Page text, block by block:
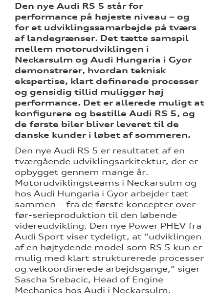
Den nye Audi RS 5 står for
performance på højeste niveau – og
for et udviklingssamarbejde på tværs
af landegrænser. Det tætte samspil
mellem motorudviklingen i
Neckarsulm og Audi Hungaria i Gyor
demonstrerer, hvordan teknisk
ekspertise, klart definerede processer
og gensidig tillid muliggør høj
performance. Det er allerede muligt at
konfigurere og bestille Audi RS 5, og
de første biler bliver leveret til de
danske kunder i løbet af sommeren.
Den nye Audi RS 5 er resultatet af en
tværgående udviklingsarkitektur, der er
opbygget gennem mange år.
Motorudviklingsteams i Neckarsulm og
hos Audi Hungaria i Gyor arbejder tæt
sammen – fra de første koncepter over
før-serieproduktion til den løbende
videreudvikling. Den nye Power PHEV fra
Audi Sport viser tydeligt, at “udviklingen
af en højtydende model som RS 5 kun er
mulig med klart strukturerede processer
og velkoordinerede arbejdsgange,” siger
Sascha Srebacic, Head of Engine
Mechanics hos Audi i Neckarsulm.